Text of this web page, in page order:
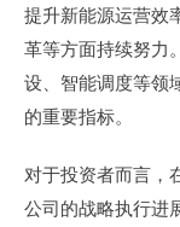
提升新能源运营效
革等方面持续努力
设、智能调度等领
的重要指标。
对于投资者而言，
公司的战略执行进